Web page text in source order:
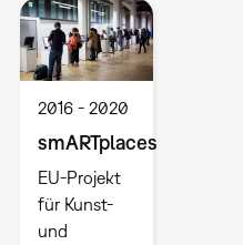
2016 2020
smARTplaces
EU-Projekt
für Kunst-
und